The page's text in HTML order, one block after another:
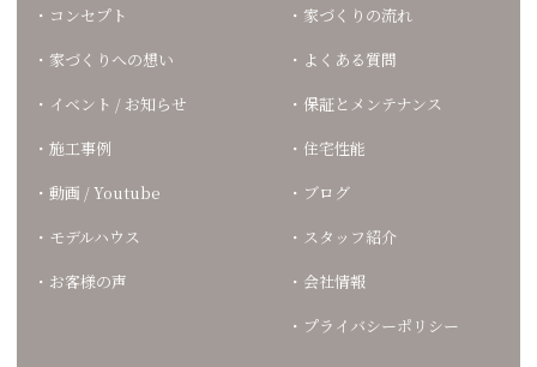
コンセプト
家づくりへの想い
イベント / お知らせ
施工事例
動画 / Youtube
モデルハウス
お客様の声
家づくりの流れ
よくある質問
保証とメンテナンス
住宅性能
ブログ
スタッフ紹介
会社情報
プライバシーポリシー